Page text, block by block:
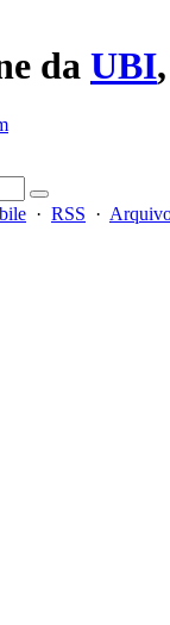
da UBI
· RSS ·